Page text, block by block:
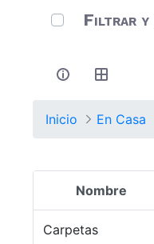
Filtrar y
Inicio En Casa
Selección del
Nombre
Carpetas